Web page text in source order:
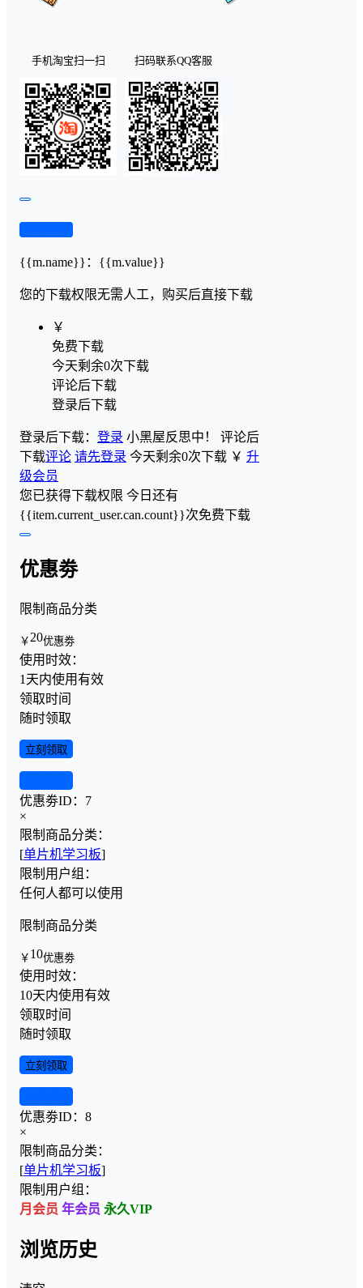
手机淘宝扫一扫 扫码联系QQ客服
{{m.name}} ： {{m.value}}
您的下载权限无需人工，购买后直接下载
￥
免费下载
今天剩余0次下载
评论后下载
登录后下载
登录后下载： 登录 小黑屋反思中！ 评论后
下载评论 请先登录 今天剩余0次下载 ￥ 升
级会员
您已获得下载权限 今日还有
{{item.current_user.can.count}}次免费下载
优惠劵
限制商品分类
￥ 20优惠劵
使用时效：
1天内使用有效
领取时间
随时领取
立刻领取
优惠劵ID： 7
×
限制商品分类：
[单片机学习板]
限制用户组：
任何人都可以使用
限制商品分类
￥ 10优惠劵
使用时效：
10天内使用有效
领取时间
随时领取
立刻领取
优惠劵ID： 8
×
限制商品分类：
[单片机学习板]
限制用户组：
月会员 年会员 永久VIP
浏览历史